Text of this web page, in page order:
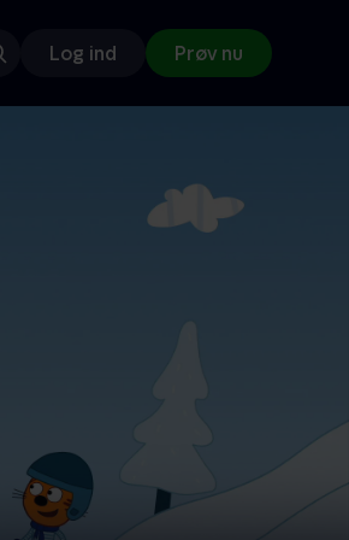
Log ind Prøv nu